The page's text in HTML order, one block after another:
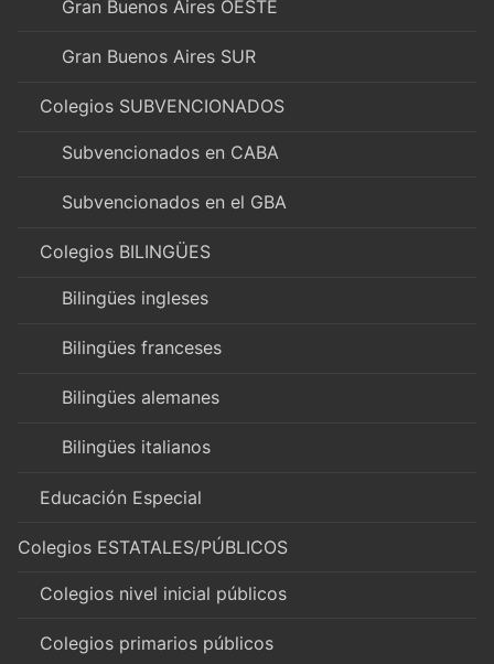
Gran Buenos Aires OESTE
Gran Buenos Aires SUR
Colegios SUBVENCIONADOS
Subvencionados en CABA
Subvencionados en el GBA
Colegios BILINGÜES
Bilingües ingleses
Bilingües franceses
Bilingües alemanes
Bilingües italianos
Educación Especial
Colegios ESTATALES/PÚBLICOS
Colegios nivel inicial públicos
Colegios primarios públicos